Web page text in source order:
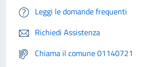
Leggi le domande frequenti
Richiedi Assistenza
Chiama il comune 01140721